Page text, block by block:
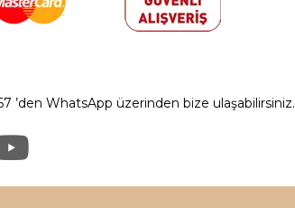
’den WhatsApp üzerinden bize ulaşabilirsiniz.